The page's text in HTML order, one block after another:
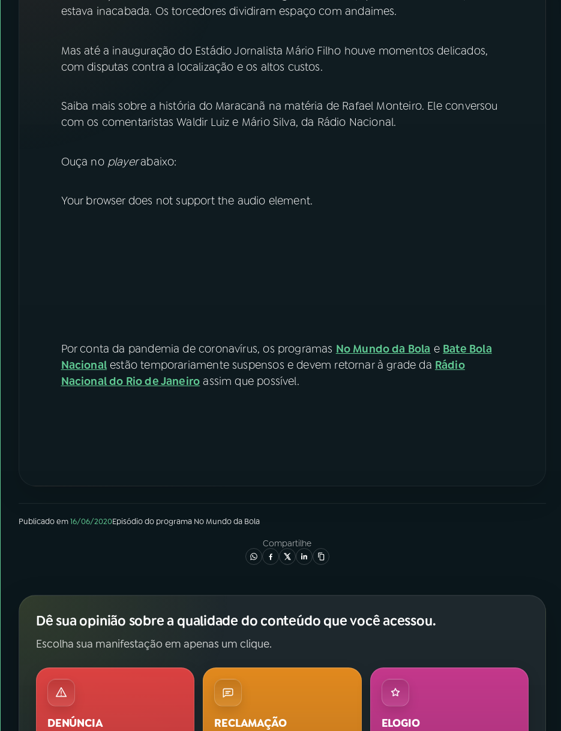
ACOMPANHE A RÁDIO NACIONAL
Instagram X
estava inacabada. Os torcedores dividiram espaço com andaimes.
Mas até a inauguração do Estádio Jornalista Mário Filho houve momentos delicados,
com disputas contra a localização e os altos custos.
Saiba mais sobre a história do Maracanã na matéria de Rafael Monteiro. Ele conversou
com os comentaristas Waldir Luiz e Mário Silva, da Rádio Nacional.
Ouça no playerabaixo:
Your browser does not support the audio element.
Por conta da pandemia de coronavírus, os programas No Mundo da Bola e Bate Bola
Nacionalestão temporariamente suspensos e devem retornar à grade da Rádio
Nacional do Rio de Janeiro assim que possível.
Publicado em16/06/2020Episódiodo programa No Mundo da Bola
Compartilhe
Dê sua opinião sobre a qualidade do conteúdo que você acessou.
Escolha sua manifestação em apenas um clique.
DENÚNCIA RECLAMAÇÃO ELOGIO